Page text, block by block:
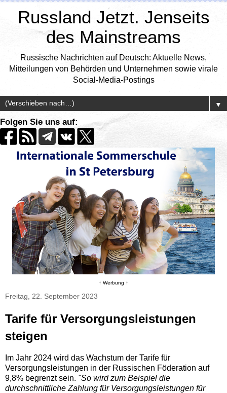
Russland Jetzt. Jenseits
des Mainstreams
Russische Nachrichten auf Deutsch: Aktuelle News,
Mitteilungen von Behörden und Unternehmen sowie virale
Social-Media-Postings
▼
Folgen Sie uns auf:
↑ Werbung ↑
Freitag, 22. September 2023
Tarife für Versorgungsleistungen
steigen
Im Jahr 2024 wird das Wachstum der Tarife für
Versorgungsleistungen in der Russischen Föderation auf
9,8% begrenzt sein. "So wird zum Beispiel die
durchschnittliche Zahlung für Versorgungsleistungen für